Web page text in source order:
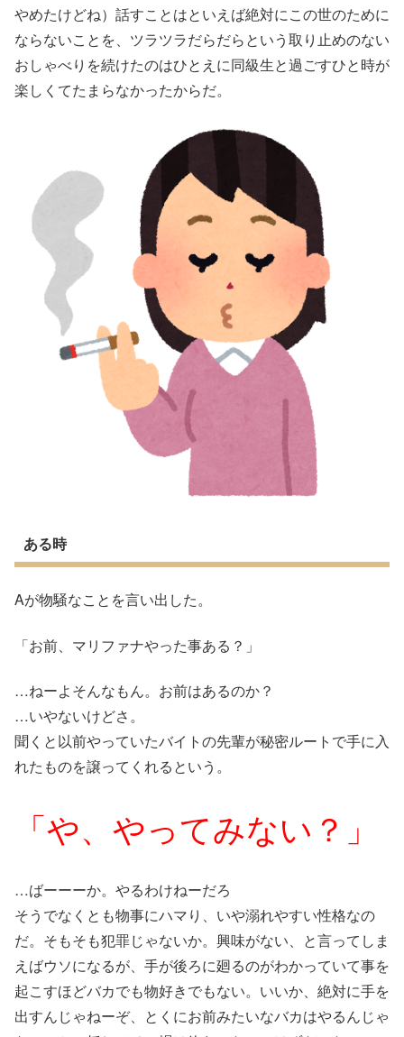
やめたけどね）話すことはといえば絶対にこの世のために
ならないことを、ツラツラだらだらという取り止めのない
おしゃべりを続けたのはひとえに同級生と過ごすひと時が
楽しくてたまらなかったからだ。
ある時
Aが物騒なことを言い出した。
「お前、マリファナやった事ある？」
…ねーよそんなもん。お前はあるのか？
…いやないけどさ。
聞くと以前やっていたバイトの先輩が秘密ルートで手に入
れたものを譲ってくれるという。
「や、やってみない？」
…ばーーーか。やるわけねーだろ
そうでなくとも物事にハマり、いや溺れやすい性格なの
だ。そもそも犯罪じゃないか。興味がない、と言ってしま
えばウソになるが、手が後ろに廻るのがわかっていて事を
起こすほどバカでも物好きでもない。いいか、絶対に手を
出すんじゃねーぞ、とくにお前みたいなバカはやるんじゃ